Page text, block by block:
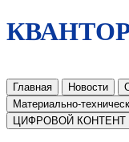
Главная Новости
Материально-
ЦИФРОВОЙ КОНТЕНТ